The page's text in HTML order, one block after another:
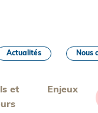
et
Enjeux
Actualités Nous